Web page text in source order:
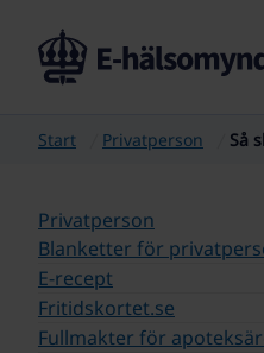
Start Privatperson Så
Privatperson
Blanketter för
E-recept
Fritidskortet.se
Fullmakter för